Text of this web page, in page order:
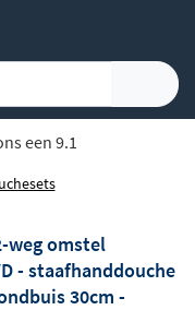
een 9.1
weg omstel
- staafhanddouche
30cm -